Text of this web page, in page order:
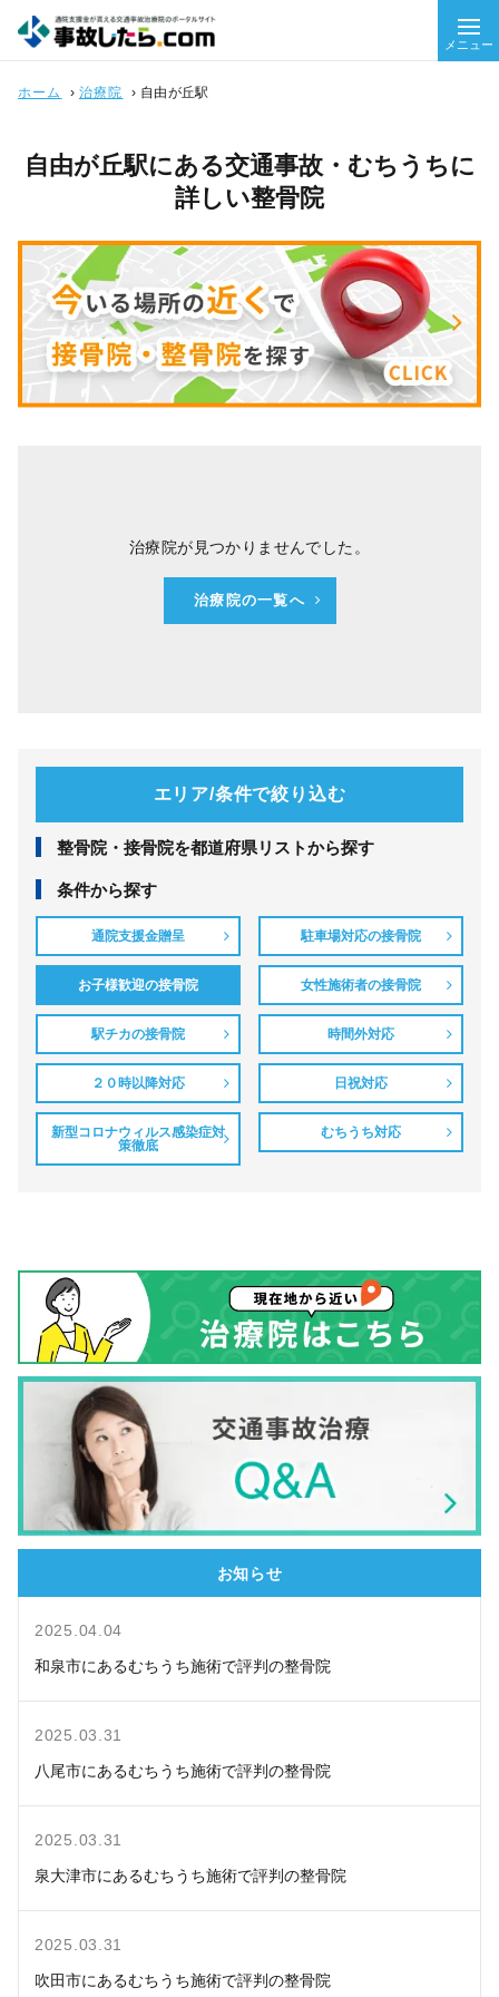
メニュー
ホーム › 治療院 › 自由が丘駅
自由が丘駅にある交通事故・むちうちに
詳しい整骨院
治療院が見つかりませんでした。
治療院の一覧へ
エリア/条件で絞り込む
整⾻院・接⾻院を都道府県リストから探す
条件から探す
通院支援金贈呈 駐車場対応の接骨院
お子様歓迎の接骨院 女性施術者の接骨院
駅チカの接骨院 時間外対応
２０時以降対応 日祝対応
新型コロナウィルス感染症対
策徹底
むちうち対応
お知らせ
2025.04.04
和泉市にあるむちうち施術で評判の整骨院
2025.03.31
八尾市にあるむちうち施術で評判の整骨院
2025.03.31
泉大津市にあるむちうち施術で評判の整骨院
2025.03.31
吹田市にあるむちうち施術で評判の整骨院